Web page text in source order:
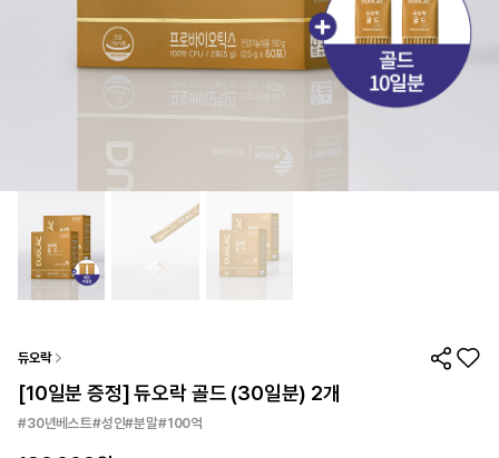
듀오락
[10일분 증정] 듀오락 골드 (30일분) 2개
#30년베스트#성인#분말#100억